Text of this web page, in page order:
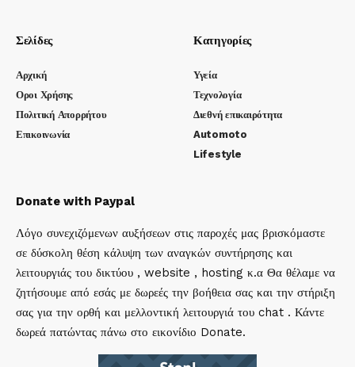
Σελίδες
Αρχική
Οροι Χρήσης
Πολιτική Απορρήτου
Επικοινωνία
Κατηγορίες
Υγεία
Τεχνολογία
Διεθνή επικαιρότητα
Automoto
Lifestyle
Donate with Paypal
Λόγο συνεχιζόμενων αυξήσεων στις παροχές μας βρισκόμαστε
σε δύσκολη θέση κάλυψη των αναγκών συντήρησης και
λειτουργιάς του δικτύου , website , hosting κ.α Θα θέλαμε να
ζητήσουμε από εσάς με δωρεές την βοήθεια σας και την στήριξη
σας για την ορθή και μελλοντική λειτουργιά του chat . Κάντε
δωρεά πατώντας πάνω στο εικονίδιο Donate.